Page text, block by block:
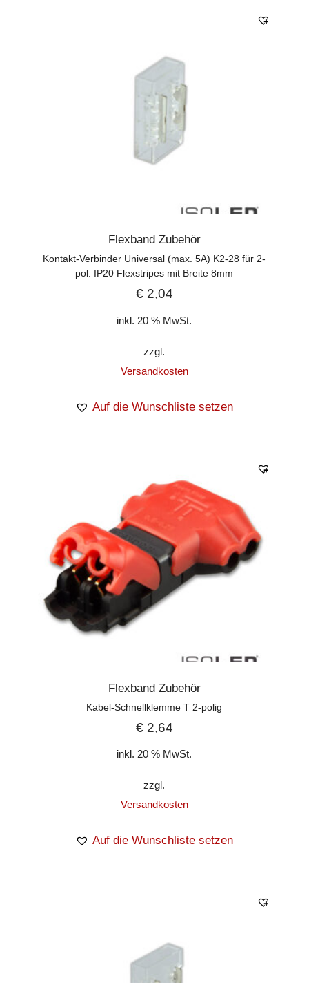
Flexband Zubehör
Kontakt-Verbinder Universal (max. 5A) K2-28 für 2-
pol. IP20 Flexstripes mit Breite 8mm
€2,04
inkl. 20 % MwSt.
zzgl.
Versandkosten
Auf die Wunschliste setzen
Flexband Zubehör
Kabel-Schnellklemme T 2-polig
€2,64
inkl. 20 % MwSt.
zzgl.
Versandkosten
Auf die Wunschliste setzen